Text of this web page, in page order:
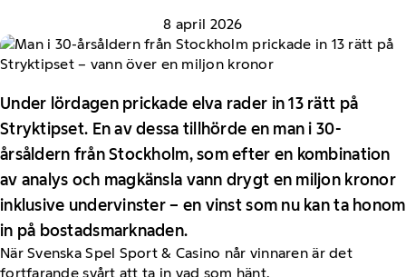
8 april 2026
Under lördagen prickade elva rader in 13 rätt på
Stryktipset. En av dessa tillhörde en man i 30-
årsåldern från Stockholm, som efter en kombination
av analys och magkänsla vann drygt en miljon kronor
inklusive undervinster – en vinst som nu kan ta honom
in på bostadsmarknaden.
När Svenska Spel Sport & Casino når vinnaren är det
fortfarande svårt att ta in vad som hänt.